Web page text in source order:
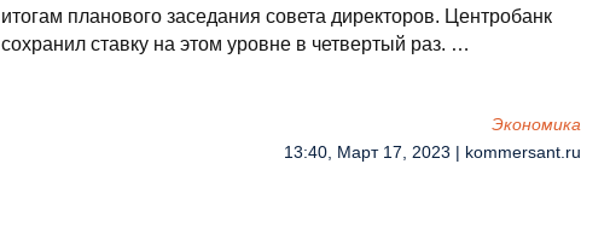
итогам планового заседания совета директоров. Центробанк
сохранил ставку на этом уровне в четвертый раз. …
Экономика
13:40, Март 17, 2023 | kommersant.ru